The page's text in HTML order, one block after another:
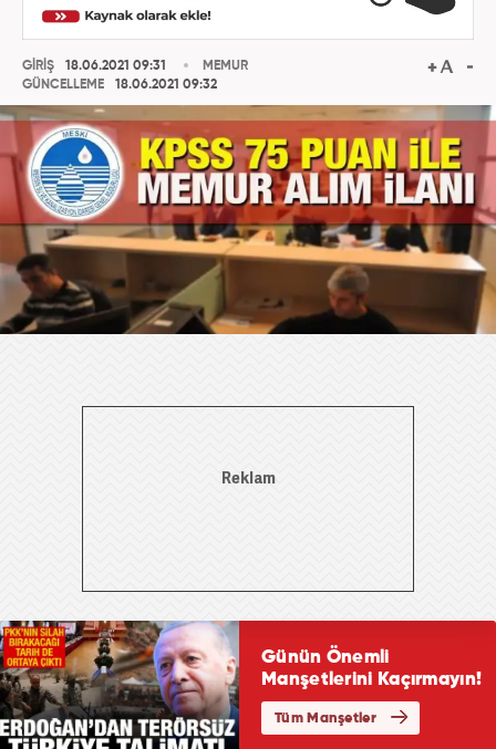
GİRİŞ
18.06.2021 09:31
GÜNCELLEME
18.06.2021 09:32
MEMUR